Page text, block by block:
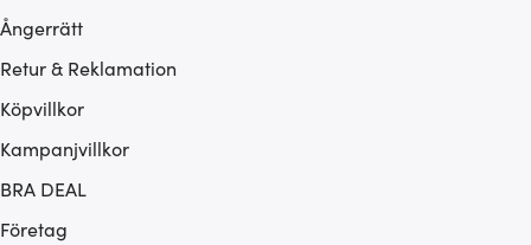
Ångerrätt
Retur & Reklamation
Köpvillkor
Kampanjvillkor
BRA DEAL
Företag